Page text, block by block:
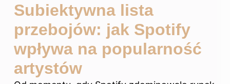
Subiektywna lista
przebojów: jak Spotify
wpływa na popularność
artystów